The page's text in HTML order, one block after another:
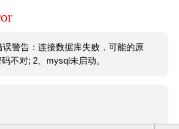
误警告：连接数据库失败，可能的原
不对; 2、mysql未启动。